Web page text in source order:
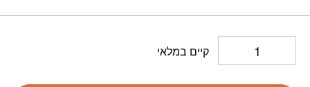
קיים במלאי